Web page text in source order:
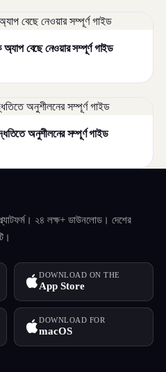
বেছে নেওয়ার সম্পূর্ণ গাইড
অনুশীলনের সম্পূর্ণ গাইড
২৪ লক্ষ+ ডাউনলোড। দেশের
DOWNLOAD ON THE
App Store
DOWNLOAD FOR
macOS